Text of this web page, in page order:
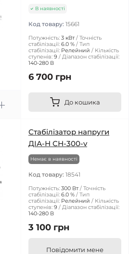
В наявності
Код товару: 15661
Потужність: 3 кВт
Точність
стабілізації: 6.0 %
Тип
стабілізації: Релейний
Кількість
ступенів: 9
Діапазон стабілізації:
140-280 В
6 700 грн
До кошика
Стабілізатор напруги
ДІА-Н СН-300-v
Немає в наявності
Код товару: 18541
Потужність: 300 Вт
Точність
стабілізації: 6.0 %
Тип
стабілізації: Релейний
Кількість
ступенів: 9
Діапазон стабілізації:
140-280 В
3 100 грн
Повідомити мене